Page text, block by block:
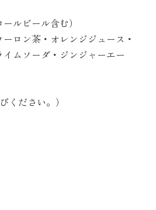
ルビール含む）
ロン茶・オレンジジュース・
ムソーダ・ジンジャーエー
ください。）